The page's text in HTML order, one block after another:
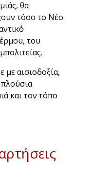
θα
τόσο το Νέο
του
με αισιοδοξία,
και τον τόπο